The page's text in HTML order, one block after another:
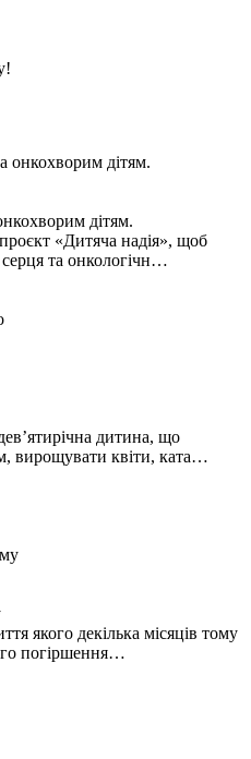
дітям.
«Дитяча надія», щоб
та онкологічн…
дитина, що
вирощувати квіти, ката…
якого декілька місяців тому
погіршення…